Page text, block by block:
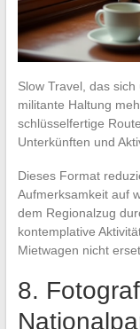
Slow Travel, das
militante Haltung
schlüsselfertige
Unterkünften und
Dieses Format
Aufmerksamkeit auf
dem Regionalzug
kontemplative
Mietwagen nicht
8.